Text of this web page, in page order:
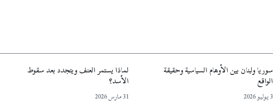
سوريا ولبنان بين الأوهام السياسية وحقيقة
الواقع
3 يوليو 2026
لماذا يستمر العنف ويتجدد بعد سقوط
الأسد؟
31 مارس 2026